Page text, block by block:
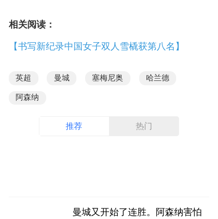
相关阅读：
【书写新纪录中国女子双人雪橇获第八名】
英超 曼城 塞梅尼奥 哈兰德
阿森纳
推荐 热门
曼城又开始了连胜。阿森纳害怕